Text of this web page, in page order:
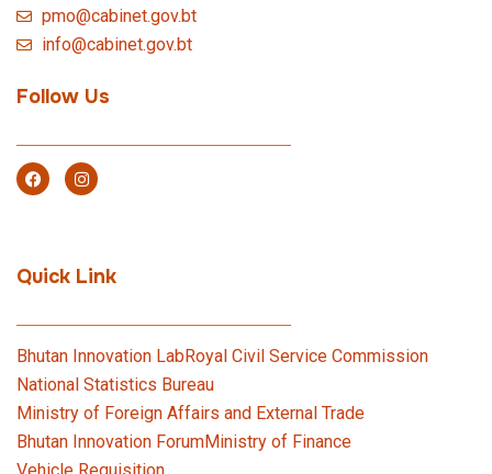
pmo@cabinet.gov.bt
info@cabinet.gov.bt
Follow Us
Quick Link
Bhutan Innovation LabRoyal Civil Service Commission
National Statistics Bureau
Ministry of Foreign Affairs and External Trade
Bhutan Innovation ForumMinistry of Finance